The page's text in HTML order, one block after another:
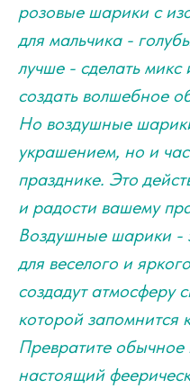
розовые шарики с
для мальчика -
лучше - сделать микс
создать волшебное
Но воздушные
украшением, но и
празднике. Это
и радости вашему
Воздушные шарики -
для веселого и
создадут атмосферу
которой запомнится
Превратите обычное
настоящий